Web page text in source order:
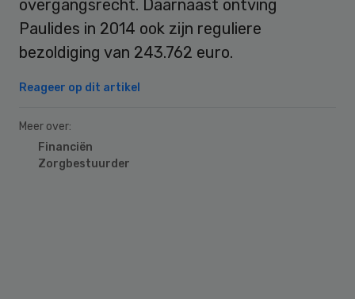
overgangsrecht. Daarnaast ontving
Paulides in 2014 ook zijn reguliere
bezoldiging van 243.762 euro.
Reageer op dit artikel
Meer over:
Financiën
Zorgbestuurder